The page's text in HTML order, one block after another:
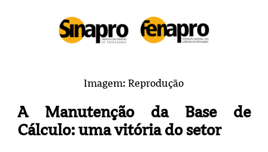
Imagem: Reprodução
A Manutenção da Base de
Cálculo: uma vitória do setor